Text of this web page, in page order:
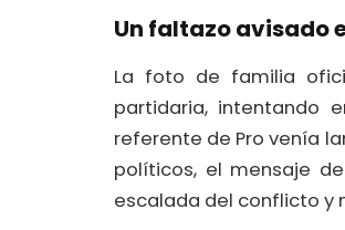
Un faltazo avisado
La foto de familia
partidaria, intentando
referente de Pro venía
políticos, el mensaje
escalada del conflicto y